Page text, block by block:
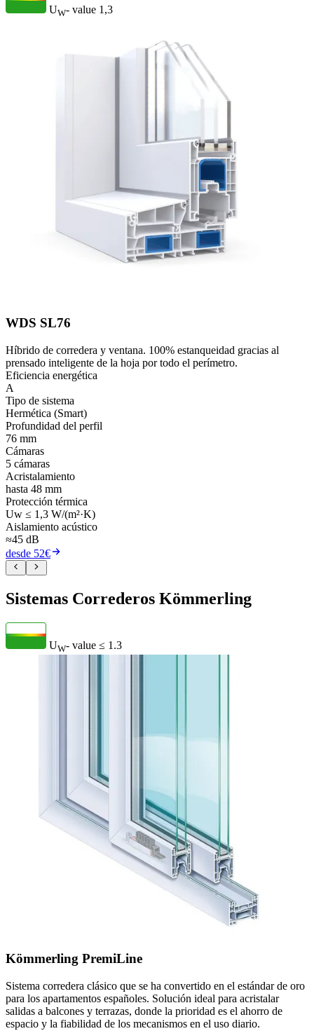
UW- value 1,3
WDS SL76
Híbrido de corredera y ventana. 100% estanqueidad gracias al
prensado inteligente de la hoja por todo el perímetro.
Eficiencia energética
A
Tipo de sistema
Hermética (Smart)
Profundidad del perfil
76 mm
Cámaras
5 cámaras
Acristalamiento
hasta 48 mm
Protección térmica
Uw ≤ 1,3 W/(m²·K)
Aislamiento acústico
≈45 dB
desde 52€
Sistemas Correderos Kömmerling
UW- value ≤ 1.3
Kömmerling PremiLine
Sistema corredera clásico que se ha convertido en el estándar de oro
para los apartamentos españoles. Solución ideal para acristalar
salidas a balcones y terrazas, donde la prioridad es el ahorro de
espacio y la fiabilidad de los mecanismos en el uso diario.